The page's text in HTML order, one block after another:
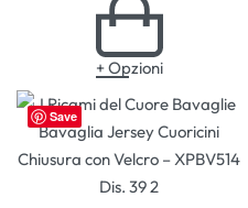
+ Opzioni
Save